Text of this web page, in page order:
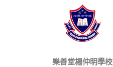
樂善堂楊仲明學校